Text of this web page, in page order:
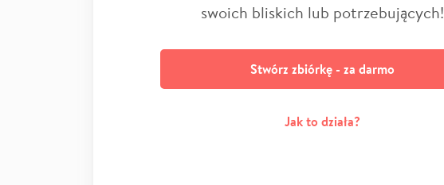
swoich bliskich lub potrzebujących!
Stwórz zbiórkę - za darmo
Jak to działa?